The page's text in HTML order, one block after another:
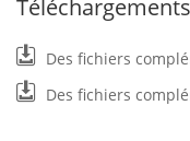
Téléchargements
Des fichiers
Des fichiers